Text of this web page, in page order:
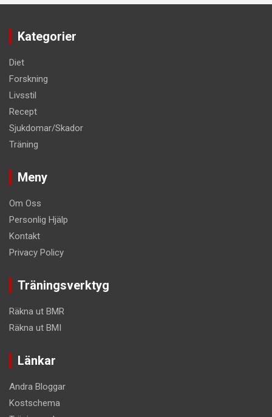
Kategorier
Diet
Forskning
Livsstil
Recept
Sjukdomar/Skador
Träning
Meny
Om Oss
Personlig Hjälp
Kontakt
Privacy Policy
Träningsverktyg
Räkna ut BMR
Räkna ut BMI
Länkar
Andra Bloggar
Kostschema